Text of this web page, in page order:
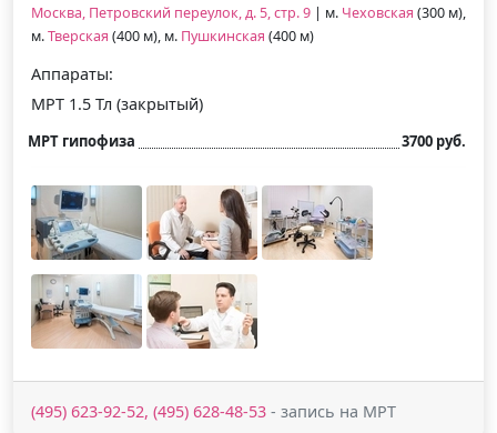
Москва, Петровский переулок, д. 5, стр. 9 | м. Чеховская (300 м),
м.Тверская (400 м), м. Пушкинская (400 м)
Аппараты:
МРТ 1.5 Тл (закрытый)
МРТ гипофиза 3700 руб.
(495) 623-92-52, (495) 628-48-53 - запись на МРТ